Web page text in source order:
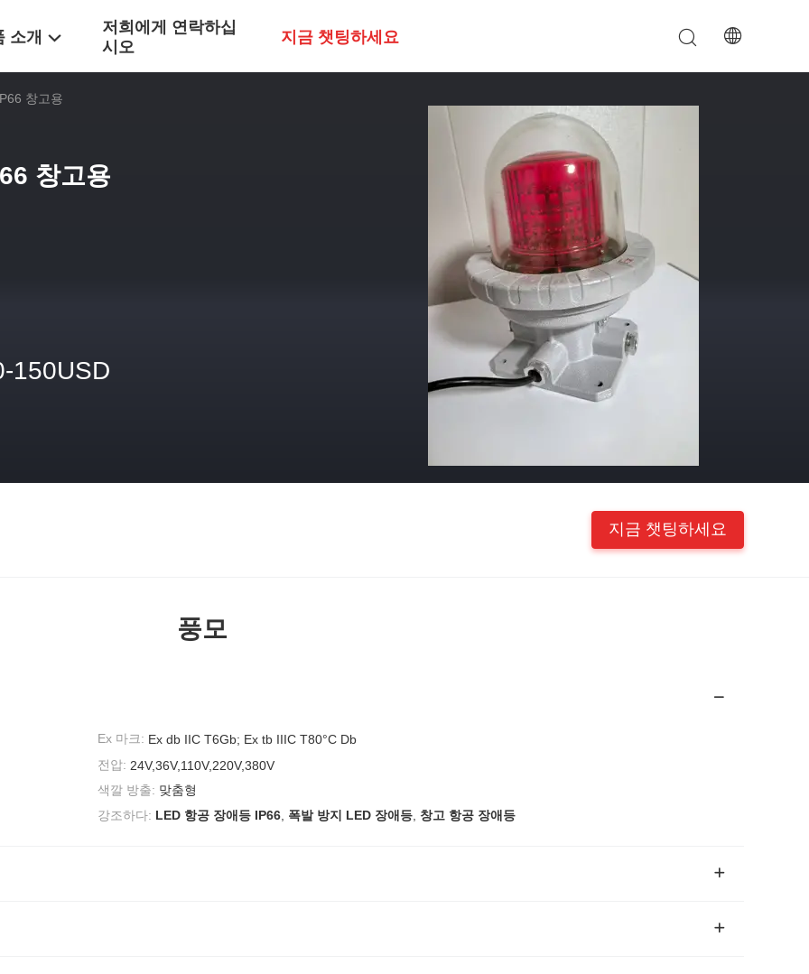
소개
저희에게 연락하십
시오
지금 챗팅하세요
창고용
창고용
150USD
지금 챗팅하세요
풍모
Ex 마크: Ex db IIC T6Gb; Ex tb IIIC T80°C Db
전압: 24V,36V,110V,220V,380V
색깔 방출: 맞춤형
강조하다: LED 항공 장애등 IP66 폭발 방지 LED 장애등 창고 항공 장애등